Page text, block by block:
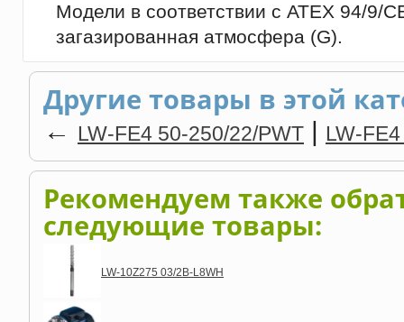
Модели в соответствии с ATEX 94/9/
загазированная атмосфера (G).
Другие товары в этой
← LW-FЕ4 50-250/22/PWT | LW-
Рекомендуем также
следующие товары:
LW-10Z275 03/2B-L8WH